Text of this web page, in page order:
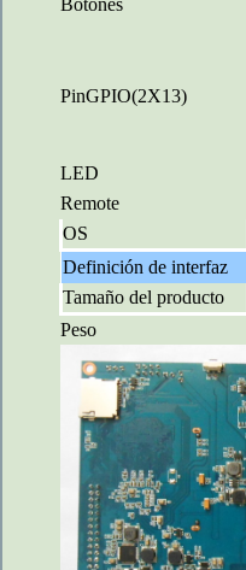
Botones
PinGPIO(2X13)
LED
Remote
OS
Definición de interfaz
Tamaño del producto
Peso